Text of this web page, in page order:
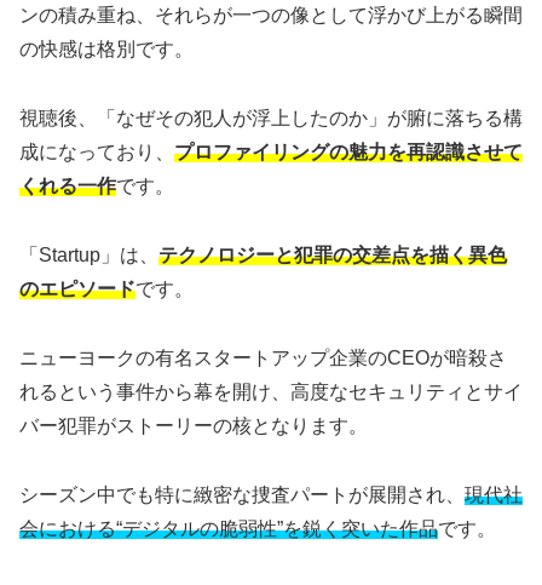
ンの積み重ね、それらが一つの像として浮かび上がる瞬間
の快感は格別です。
視聴後、「なぜその犯人が浮上したのか」が腑に落ちる構
成になっており、 プロファイリングの魅力を再認識させて
くれる一作です。
「Startup」は、 テクノロジーと犯罪の交差点を描く異色
のエピソードです。
ニューヨークの有名スタートアップ企業のCEOが暗殺さ
れるという事件から幕を開け、高度なセキュリティとサイ
バー犯罪がストーリーの核となります。
シーズン中でも特に緻密な捜査パートが展開され、 現代社
会における“デジタルの脆弱性”を鋭く突いた作品です。